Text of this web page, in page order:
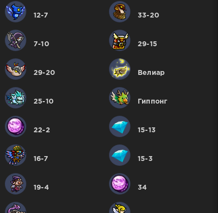
12-7 33-20
7-10 29-15
29-20 Велиар
25-10 Гиппонг
22-2 15-13
16-7 15-3
19-4 34